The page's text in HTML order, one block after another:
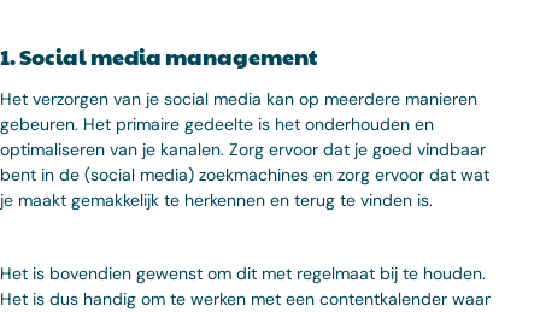
1. Social media management
Het verzorgen van je social media kan op meerdere manieren
gebeuren. Het primaire gedeelte is het onderhouden en
optimaliseren van je kanalen. Zorg ervoor dat je goed vindbaar
bent in de (social media) zoekmachines en zorg ervoor dat wat
je maakt gemakkelijk te herkennen en terug te vinden is.
Het is bovendien gewenst om dit met regelmaat bij te houden.
Het is dus handig om te werken met een contentkalender waar